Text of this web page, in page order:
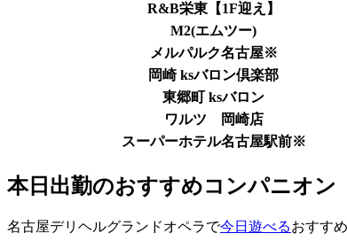
R&B栄東【1F迎え】
M2(エムツー)
メルパルク名古屋※
岡崎 ksバロン倶楽部
東郷町 ksバロン
ワルツ 岡崎店
スーパーホテル名古屋駅前※
本日出勤のおすすめコンパニオン
名古屋デリヘルグランドオペラで今日遊べるおすす